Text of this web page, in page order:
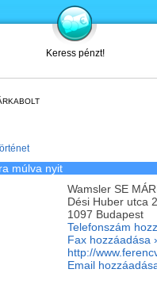
Keress pénzt!
múlva nyit
Wamsler SE
Dési Huber utca
1097 Budapest
Telefonszám
Fax hozzáadása
http://
Email